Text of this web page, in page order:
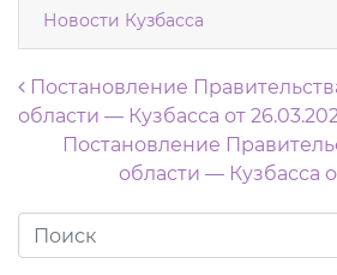
Новости Кузбасса
Навигация по
Постановление
области — Кузбасса от
Постановление
области — Кузбасса